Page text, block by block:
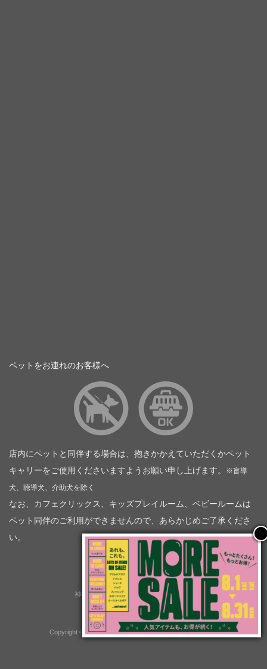
ペットをお連れのお客様へ
店内にペットと同伴する場合は、抱きかかえていただくかペット
キャリーをご使用くださいますようお願い申し上げます。
※盲導
犬、聴導犬、介助犬を除く
なお、カフェクリックス、キッズプレイルーム、ベビールームは
ペット同伴のご利用ができませんので、あらかじめご了承くださ
い。
神奈川トヨタ自動車（企業情報）
トヨタモビリティ神奈川
株式会社会社ＫＴグループ
Copyright © GOOD OPEN AIRS myX All Rights Reserved.